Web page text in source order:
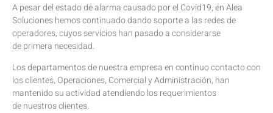
A pesar del estado de alarma causado por el Covid19, en Alea
Soluciones hemos continuado dando soporte a las redes de
operadores, cuyos servicios han pasado a considerarse
de primera necesidad.
Los departamentos de nuestra empresa en continuo contacto con
los clientes, Operaciones, Comercial y Administración, han
mantenido su actividad atendiendo los requerimientos
de nuestros clientes.